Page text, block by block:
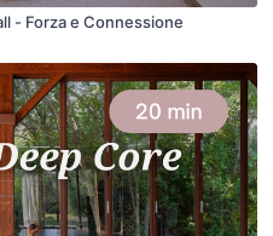
- Forza e Connessione